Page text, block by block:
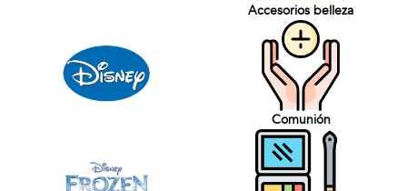
Accesorios belleza
Comunión